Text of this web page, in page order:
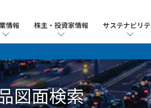
情報 株主・投資家情報 サステナビリテ
情報 株主・投資家情報 サステナビリテ
図面検索